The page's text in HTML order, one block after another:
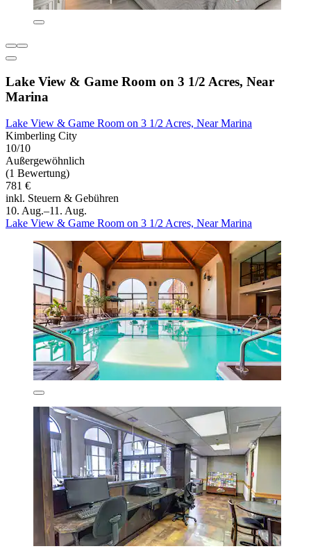
Lake View & Game Room on 3 1/2 Acres, Near
Marina
Lake View & Game Room on 3 1/2 Acres, Near Marina
Kimberling City
10/10
Außergewöhnlich
(1 Bewertung)
781 €
inkl. Steuern & Gebühren
10. Aug.–11. Aug.
Lake View & Game Room on 3 1/2 Acres, Near Marina